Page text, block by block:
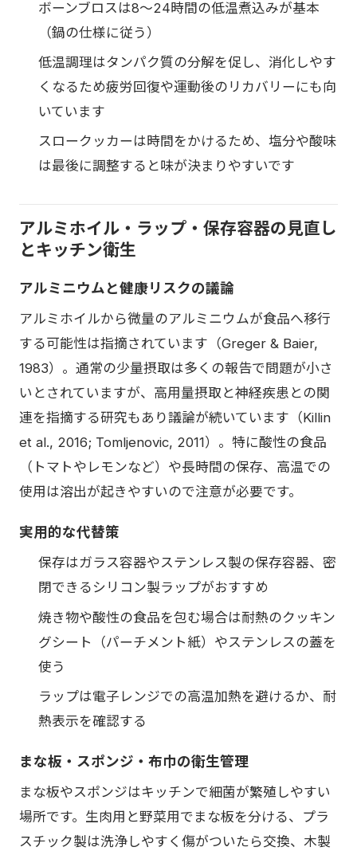
ボーンブロスは8〜24時間の低温煮込みが基本
（鍋の仕様に従う）
低温調理はタンパク質の分解を促し、消化しやす
くなるため疲労回復や運動後のリカバリーにも向
いています
スロークッカーは時間をかけるため、塩分や酸味
は最後に調整すると味が決まりやすいです
アルミホイル・ラップ・保存容器の見直し
とキッチン衛生
アルミニウムと健康リスクの議論
アルミホイルから微量のアルミニウムが食品へ移行
する可能性は指摘されています（Greger & Baier,
1983）。通常の少量摂取は多くの報告で問題が小さ
いとされていますが、高用量摂取と神経疾患との関
連を指摘する研究もあり議論が続いています（Killin
et al., 2016; Tomljenovic, 2011）。特に酸性の食品
（トマトやレモンなど）や長時間の保存、高温での
使用は溶出が起きやすいので注意が必要です。
実用的な代替策
保存はガラス容器やステンレス製の保存容器、密
閉できるシリコン製ラップがおすすめ
焼き物や酸性の食品を包む場合は耐熱のクッキン
グシート（パーチメント紙）やステンレスの蓋を
使う
ラップは電子レンジでの高温加熱を避けるか、耐
熱表示を確認する
まな板・スポンジ・布巾の衛生管理
まな板やスポンジはキッチンで細菌が繁殖しやすい
場所です。生肉用と野菜用でまな板を分ける、プラ
スチック製は洗浄しやすく傷がついたら交換、木製